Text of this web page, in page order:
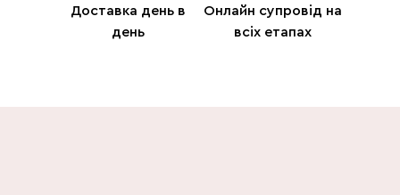
Доставка день в
день
Онлайн супровід на
всіх етапах